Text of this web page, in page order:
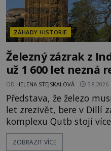
ZÁHADY HISTORIE
Železný zázrak z
už 1 600 let nezná
OD HELENA STEJSKALOVÁ 5.8.2026
Představa, že železo
let zrezivět, bere v Dillí
komplexu Qutb stojí
železný sloup, který už
počasí s jen nepatrnými
ZOBRAZIT VÍCE